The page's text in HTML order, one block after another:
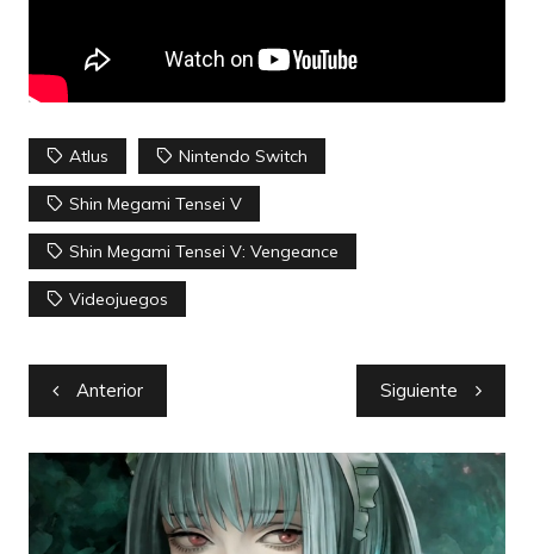
Atlus Nintendo Switch
Shin Megami Tensei V
Shin Megami Tensei V: Vengeance
Videojuegos
Navegación
de
entradas
Anterior Siguiente